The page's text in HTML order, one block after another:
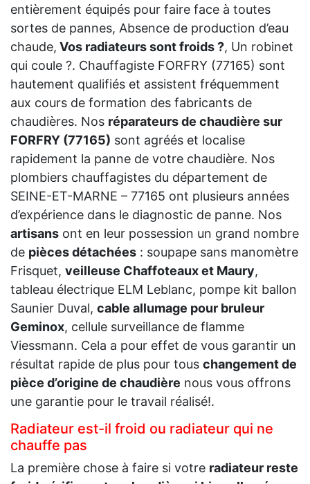
entièrement équipés pour faire face à toutes
sortes de pannes, Absence de production d’eau
chaude, Vos radiateurs sont froids ?, Un robinet
qui coule ?. Chauffagiste FORFRY (77165) sont
hautement qualifiés et assistent fréquemment
aux cours de formation des fabricants de
chaudières. Nos réparateurs de chaudière sur
FORFRY (77165) sont agréés et localise
rapidement la panne de votre chaudière. Nos
plombiers chauffagistes du département de
SEINE-ET-MARNE – 77165 ont plusieurs années
d’expérience dans le diagnostic de panne. Nos
artisans ont en leur possession un grand nombre
de pièces détachées : soupape sans manomètre
Frisquet, veilleuse Chaffoteaux et Maury,
tableau électrique ELM Leblanc, pompe kit ballon
Saunier Duval, cable allumage pour bruleur
Geminox, cellule surveillance de flamme
Viessmann. Cela a pour effet de vous garantir un
résultat rapide de plus pour tous changement de
pièce d’origine de chaudière nous vous offrons
une garantie pour le travail réalisé!.
Radiateur est-il froid ou radiateur qui ne
chauffe pas
La première chose à faire si votre radiateur reste